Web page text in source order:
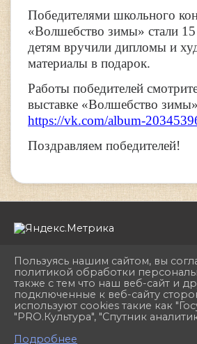
Победителями школьного
«Волшебство зимы» стали
детям вручили дипломы и
материалы в подарок.
Работы победителей
выставке «Волшебство
https://vk.com/album-
Поздравляем победителей!
2026 г. dhshkemerovo.ru
Вход
Карта сайта
Политика обработки
Пользуясь нашим сайтом, вы
политикой обработки
также с тем что наш веб-сайт и
подключенные к веб-сайту
используют cookies такие как
"PRO.Культура", "Спутник
Подробнее